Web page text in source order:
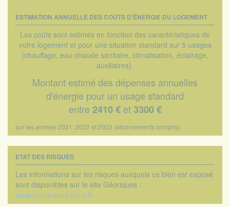
ESTIMATION ANNUELLE DES COÛTS D'ÉNERGIE DU LOGEMENT
Les coûts sont estimés en fonction des caractéristiques de
votre logement et pour une situation standard sur 5 usages
(chauffage, eau chaude sanitaire, climatisation, éclairage,
auxiliaires).
Montant estimé des dépenses annuelles
d'énergie pour un usage standard
entre 2410 €et3300 €
sur les années 2021, 2022 et 2023 (abonnements compris)
ETAT DES RISQUES
Les informations sur les risques auxquels ce bien est exposé
sont disponibles sur le site Géoriques :
www.georisques.gouv.fr